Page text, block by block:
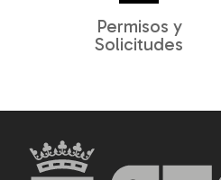
Permisos y
Solicitudes